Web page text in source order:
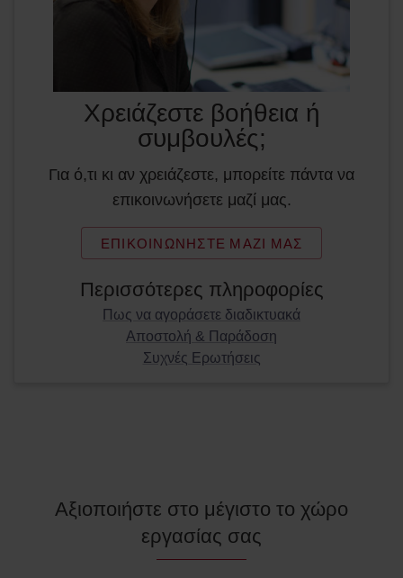
Χρειάζεστε βοήθεια ή
συμβουλές;
Για ό,τι κι αν χρειάζεστε, μπορείτε πάντα να
επικοινωνήσετε μαζί μας.
ΕΠΙΚΟΙΝΩΝΉΣΤΕ ΜΑΖΊ ΜΑΣ
Περισσότερες πληροφορίες
Πως να αγοράσετε διαδικτυακά
Αποστολή & Παράδοση
Συχνές Ερωτήσεις
Αξιοποιήστε στο μέγιστο το χώρο
εργασίας σας